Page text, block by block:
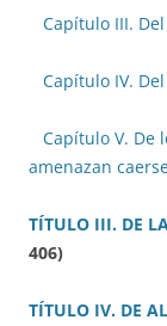
Capítulo III.
Capítulo IV.
Capítulo V. De
amenazan
TÍTULO III. DE
406)
TÍTULO IV. DE